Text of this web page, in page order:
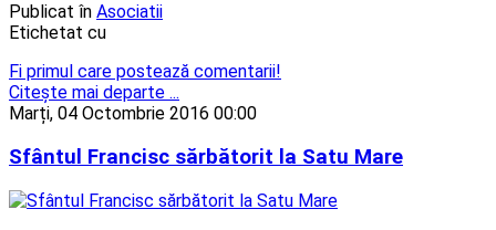
Publicat în Asociatii
Etichetat cu
Fi primul care postează comentarii!
Citeşte mai departe ...
Marți, 04 Octombrie 2016 00:00
Sfântul Francisc sărbătorit la Satu Mare